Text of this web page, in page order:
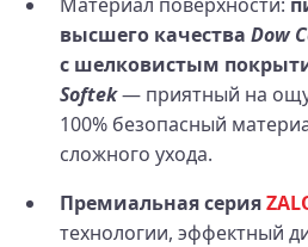
высшего качества Dow
с шелковистым
Softek— приятный на
100% безопасный
сложного ухода.
Премиальная серия
технологии, эффектный